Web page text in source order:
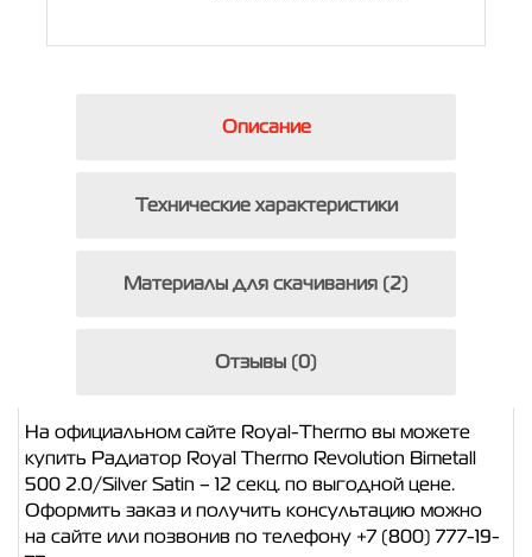
Описание
Технические характеристики
Материалы для скачивания (2)
Отзывы (0)
На официальном сайте Royal-Thermo вы можете
купить Радиатор Royal Thermo Revolution Bimetall
500 2.0/Silver Satin – 12 секц. по выгодной цене.
Оформить заказ и получить консультацию можно
на сайте или позвонив по телефону +7 (800) 777-19-